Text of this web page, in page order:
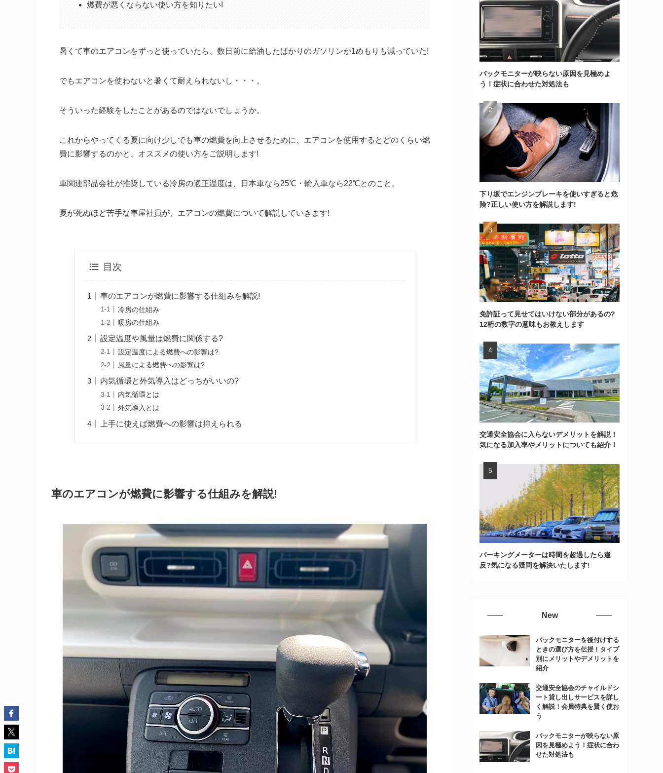
燃費が悪くならない使い方を知りたい!
暑くて車のエアコンをずっと使っていたら、数日前に給油したばかりのガソリンが1めもりも減っていた!
でもエアコンを使わないと暑くて耐えられないし・・・。
そういった経験をしたことがあるのではないでしょうか。
これからやってくる夏に向け少しでも車の燃費を向上させるために、エアコンを使用するとどのくらい燃
費に影響するのかと、オススメの使い方をご説明します!
車関連部品会社が推奨している冷房の適正温度は、日本車なら25℃・輸入車なら22℃とのこと。
夏が死ぬほど苦手な車屋社員が、エアコンの燃費について解説していきます!
目次
車のエアコンが燃費に影響する仕組みを解説!
冷房の仕組み
暖房の仕組み
設定温度や風量は燃費に関係する?
設定温度による燃費への影響は?
風量による燃費への影響は?
内気循環と外気導入はどっちがいいの?
内気循環とは
外気導入とは
上手に使えば燃費への影響は抑えられる
車のエアコンが燃費に影響する仕組みを解説!
バックモニターが映らない原因を見極めよ
う！症状に合わせた対処法も
下り坂でエンジンブレーキを使いすぎると危
険?正しい使い方を解説します!
免許証って見せてはいけない部分があるの?
12桁の数字の意味もお教えします
交通安全協会に入らないデメリットを解説！
気になる加入率やメリットについても紹介！
パーキングメーターは時間を超過したら違
反?気になる疑問を解決いたします!
New
バックモニターを後付けする
ときの選び方を伝授！タイプ
別にメリットやデメリットを
紹介
交通安全協会のチャイルドシ
ート貸し出しサービスを詳し
く解説！会員特典を賢く使お
う
バックモニターが映らない原
因を見極めよう！症状に合わ
せた対処法も